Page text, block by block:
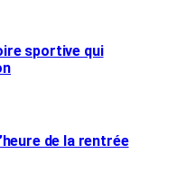
sportive qui
de la rentrée